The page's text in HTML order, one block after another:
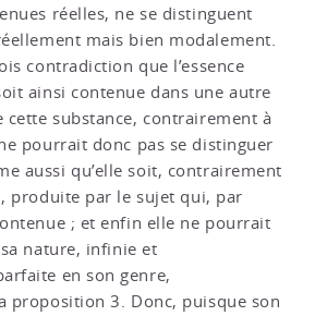
réelles, ne se distinguent
mais bien modalement.
contradiction que l’essence
ainsi contenue dans une autre
cette substance, contrairement à
pourrait donc pas se distinguer
aussi qu’elle soit, contrairement
produite par le sujet qui, par
; et enfin elle ne pourrait
nature, infinie et
en son genre,
proposition 3. Donc, puisque son